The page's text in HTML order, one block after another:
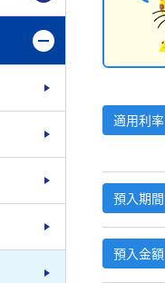
適用利率
預入期間
預入金額